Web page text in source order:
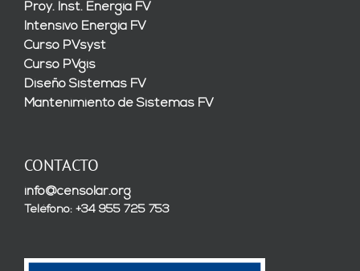
Proy. Inst. Energía FV
Intensivo Energía FV
Curso PVsyst
Curso PVgis
Diseño Sistemas FV
Mantenimiento de Sistemas FV
CONTACTO
info@censolar.org
Teléfono: +34 955 725 753